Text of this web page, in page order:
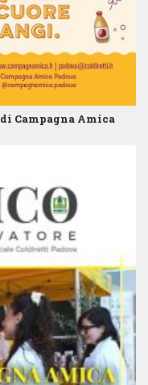
Campagna Amica